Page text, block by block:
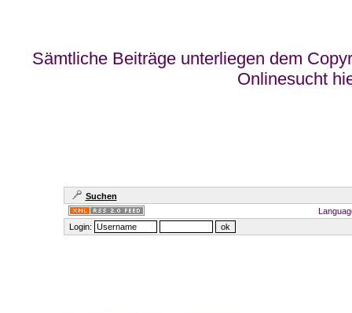
Sämtliche Beiträge unterliegen dem
Onlinesucht
Suchen
Login: